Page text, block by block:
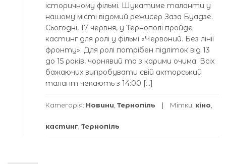
історичному фільмі. Шукатиме таланти у
нашому місті відомий режисер Заза Буадзе.
Сьогодні, 17 червня, у Тернополі пройде
кастинг для ролі у фільмі «Червоний. Без лінії
фронту». Для ролі потрібен підліток від 13
до 15 років, чорнявий та з карими очима. Всіх
бажаючих випробувати свій акторський
талант чекають з 14:00 […]
Категорія: Новини, Тернопіль Мітки: кіно,
кастинг, Тернопіль